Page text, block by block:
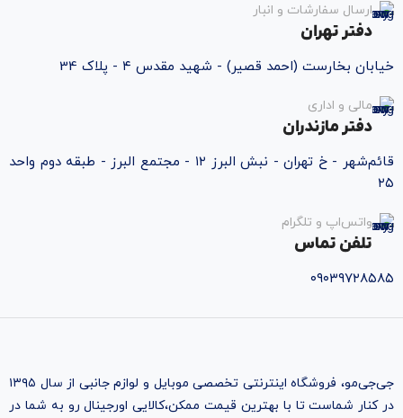
ارسال سفارشات و انبار
دفتر تهران
خیابان بخارست (احمد قصیر) - شهید مقدس ۴ - پلاک 34
مالی و اداری
دفتر مازندران
قائم‌شهر - خ تهران - نبش البرز ۱۲ - مجتمع البرز - طبقه دوم واحد
۲۵
واتس‌اپ و تلگرام
تلفن تماس
۰۹۰۳۹۷۲۸۵۸۵
جی‌جی‌مو، فروشگاه اینترنتی تخصصی موبایل و لوازم جانبی از سال ۱۳۹۵
در کنار شماست تا با بهترین قیمت ممکن،‌کالایی اورجینال رو به شما در